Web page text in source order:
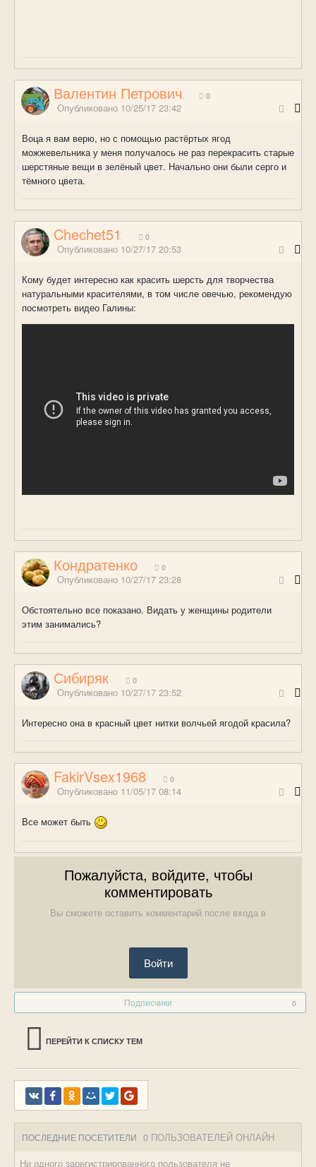
Валентин Петрович 0
Опубликовано 10/25/17 23:42
Воца я вам верю, но с помощью растёртых ягод
можжевельника у меня получалось не раз перекрасить старые
шерстяные вещи в зелёный цвет. Начально они были серго и
тёмного цвета.
Chechet51 0
Опубликовано 10/27/17 20:53
Кому будет интересно как красить шерсть для творчества
натуральными красителями, в том числе овечью, рекомендую
посмотреть видео Галины:
Кондратенко 0
Опубликовано 10/27/17 23:28
Обстоятельно все показано. Видать у женщины родители
этим занимались?
Сибиряк 0
Опубликовано 10/27/17 23:52
Интересно она в красный цвет нитки волчьей ягодой красила?
FakirVsex1968 0
Опубликовано 11/05/17 08:14
Все может быть
Пожалуйста, войдите, чтобы
комментировать
Вы сможете оставить комментарий после входа в
Войти
Подписчики 0
ПЕРЕЙТИ К СПИСКУ ТЕМ
ПОСЛЕДНИЕ ПОСЕТИТЕЛИ 0 ПОЛЬЗОВАТЕЛЕЙ ОНЛАЙН
Ни одного зарегистрированного пользователя не